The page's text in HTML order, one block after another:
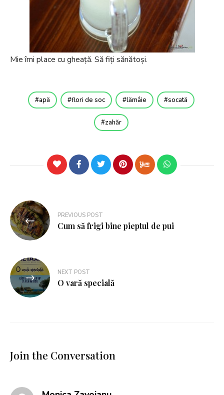
Mie îmi place cu gheață. Să fiți sănătoși.
apă flori de soc lămâie socată
zahăr
PREVIOUS POST
Cum să frigi bine pieptul de pui
NEXT POST
O vară specială
Join the Conversation